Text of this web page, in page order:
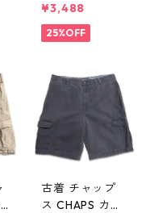
ップストップ
カーゴショート
ン 表記：34 g
d410201n w60
721
¥3,488
25%OFF
古着 チャップ
ス CHAPS カー